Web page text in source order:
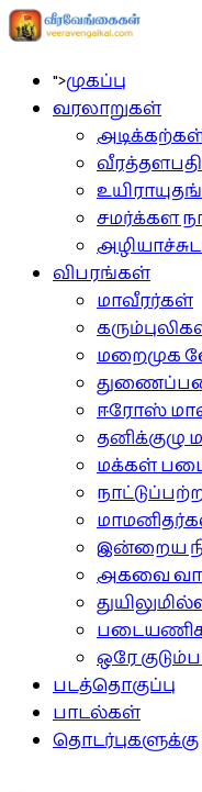
">முகப்பு
வரலாறுகள்
சமர்க்கள
விபரங்கள்
மாவீரர்கள்
மறைமுக
ஈரோஸ்
தனிக்குழு
மக்கள்
இன்றைய
அகவை
ஒரே
படத்தொகுப்பு
பாடல்கள்
தொடர்புகளுக்கு